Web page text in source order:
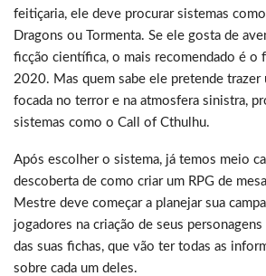
feitiçaria, ele deve procurar sistemas
Dragons ou Tormenta. Se ele gosta de
ficção científica, o mais recomendado é o
2020. Mas quem sabe ele pretende trazer
focada no terror e na atmosfera sinistra,
sistemas como o Call of Cthulhu.
Após escolher o sistema, já temos meio
descoberta de como criar um RPG de
Mestre deve começar a planejar sua
jogadores na criação de seus
das suas fichas, que vão ter todas as
sobre cada um deles.